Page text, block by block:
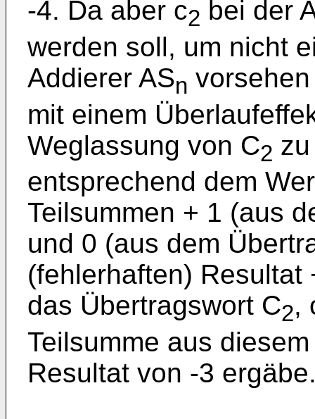
-4. Da aber c2 bei der
werden soll, um nicht
Addierer ASn
mit einem
Weglassung von C2
entsprechend dem
Teilsummen + 1 (aus
und 0 (aus dem
(fehlerhaften)
das Übertragswort C2,
Teilsumme aus
Resultat von -3